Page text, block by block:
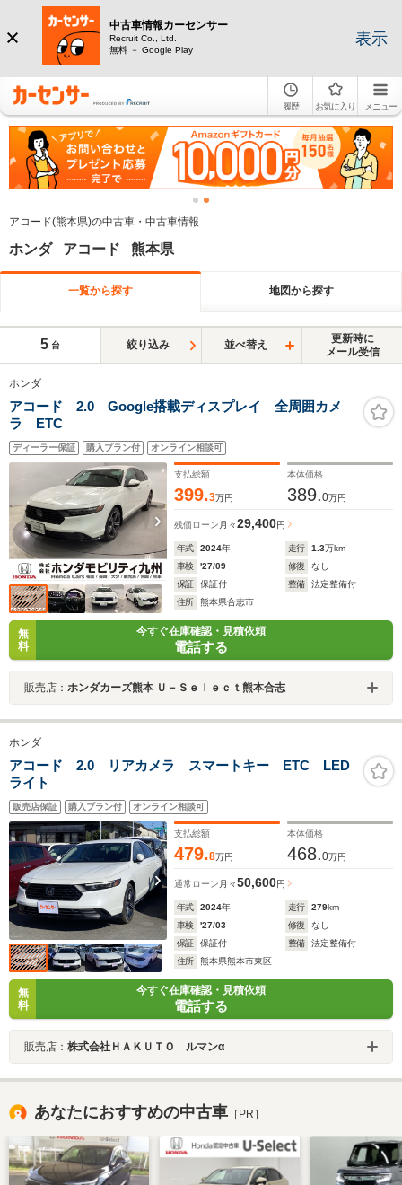
中古車情報カーセンサー
Recruit Co., Ltd.
無料 － Google Play
表示
履歴 お気に入り メニュー
アコード(熊本県)の中古車・中古車情報
ホンダ アコード 熊本県
一覧から探す 地図から探す
5 台 絞り込み 並べ替え
更新時に
メール受信
ホンダ
アコード 2.0 Google搭載ディスプレイ 全周囲カメ
ラ ETC
ディーラー保証 購入プラン付 オンライン相談可
支払総額
399.3万円
本体価格
389.0万円
残価ローン 月々29,400円
年式 2024年 走行 1.3万km
車検
'27/09 修復
なし
保証
保証付 整備
法定整備付
住所
熊本県合志市
無
料
今すぐ在庫確認・見積依頼
電話する
販売店： ホンダカーズ熊本 Ｕ－Ｓｅｌｅｃｔ熊本合志
ホンダ
アコード 2.0 リアカメラ スマートキー ETC LED
ライト
販売店保証 購入プラン付 オンライン相談可
支払総額
479.8万円
本体価格
468.0万円
通常ローン 月々50,600円
年式 2024年 走行 279km
車検
'27/03 修復
なし
保証
保証付 整備
法定整備付
住所
熊本県熊本市東区
無
料
今すぐ在庫確認・見積依頼
電話する
販売店： 株式会社ＨＡＫＵＴＯ ルマンα
あなたにおすすめの中古車 ［PR］